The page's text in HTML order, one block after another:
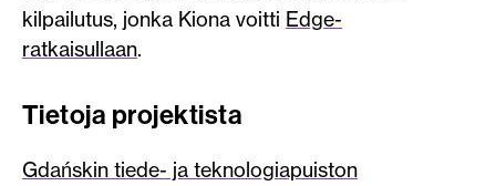
kilpailutus, jonka Kiona voitti Edge-
ratkaisullaan.
Tietoja projektista
Gdańskin tiede- ja teknologiapuiston